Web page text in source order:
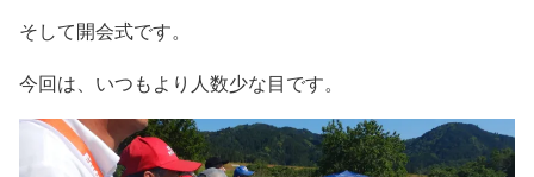
そして開会式です。
今回は、いつもより人数少な目です。